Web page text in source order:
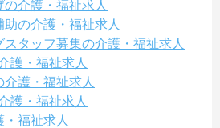
介護・福祉求人
の介護・福祉求人
タッフ募集の介護・福祉求人
護・福祉求人
護・福祉求人
護・福祉求人
福祉求人